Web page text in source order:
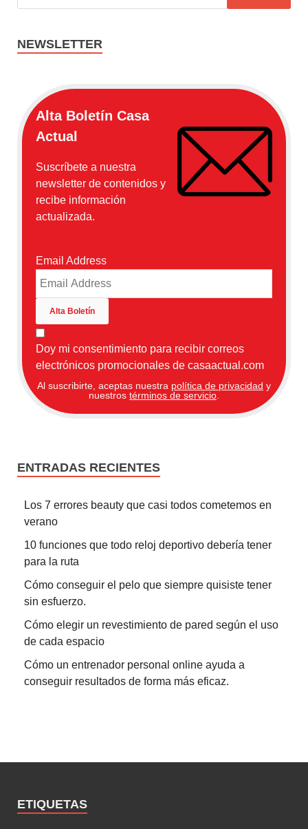
NEWSLETTER
Alta Boletín Casa
Actual
Suscríbete a nuestra
newsletter de contenidos y
recibe información
actualizada.
Email Address
Doy mi consentimiento para recibir correos
electrónicos promocionales de casaactual.com
Al suscribirte, aceptas nuestra política de privacidad y
nuestros términos de servicio
ENTRADAS RECIENTES
Los 7 errores beauty que casi todos cometemos en
verano
10 funciones que todo reloj deportivo debería tener
para la ruta
Cómo conseguir el pelo que siempre quisiste tener
sin esfuerzo.
Cómo elegir un revestimiento de pared según el uso
de cada espacio
Cómo un entrenador personal online ayuda a
conseguir resultados de forma más eficaz.
ETIQUETAS